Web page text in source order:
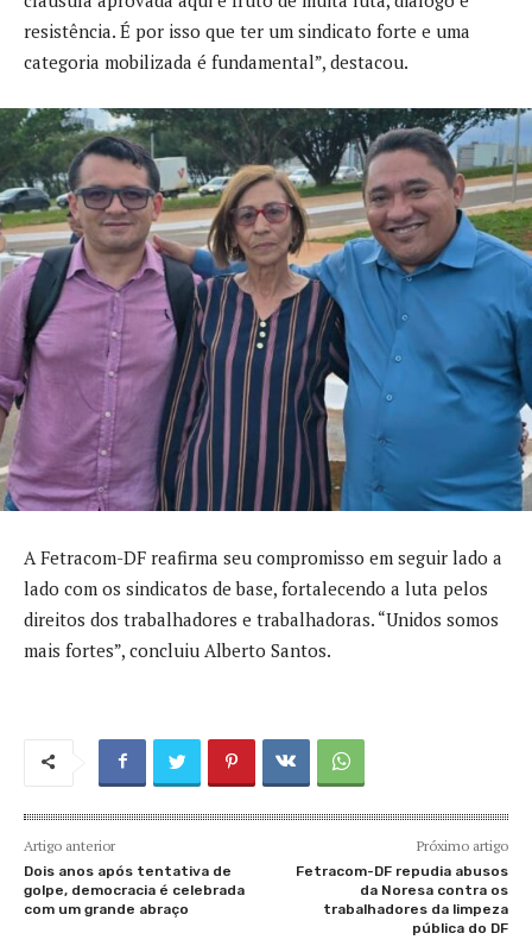
resistência. É por isso que ter um sindicato forte e uma
categoria mobilizada é fundamental”, destacou.
A Fetracom-DF reafirma seu compromisso em seguir lado a
lado com os sindicatos de base, fortalecendo a luta pelos
direitos dos trabalhadores e trabalhadoras. “Unidos somos
mais fortes”, concluiu Alberto Santos.
Artigo anterior
Dois anos após tentativa de
golpe, democracia é celebrada
com um grande abraço
Próximo artigo
Fetracom-DF repudia abusos
da Noresa contra os
trabalhadores da limpeza
pública do DF